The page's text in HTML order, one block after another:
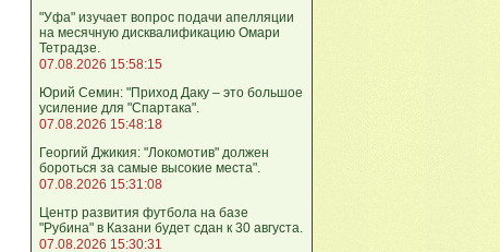
"Уфа" изучает вопрос подачи апелляции
на месячную дисквалификацию Омари
Тетрадзе.
07.08.2026 15:58:15
Юрий Семин: "Приход Даку – это большое
усиление для "Спартака".
07.08.2026 15:48:18
Георгий Джикия: "Локомотив" должен
бороться за самые высокие места".
07.08.2026 15:31:08
Центр развития футбола на базе
"Рубина" в Казани будет сдан к 30 августа.
07.08.2026 15:30:31